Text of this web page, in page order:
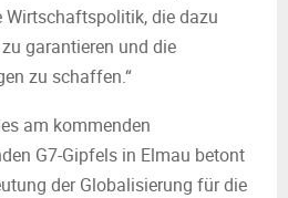
Wirtschaftspolitik, die dazu
garantieren und die
zu schaffen.“
am kommenden
G7-Gipfels in Elmau betont
der Globalisierung für die